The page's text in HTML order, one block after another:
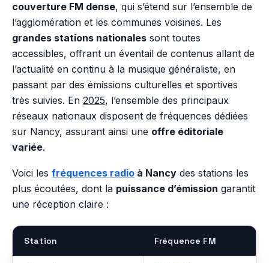
couverture FM dense, qui s’étend sur l’ensemble de
l’agglomération et les communes voisines. Les
grandes stations nationales sont toutes
accessibles, offrant un éventail de contenus allant de
l’actualité en continu à la musique généraliste, en
passant par des émissions culturelles et sportives
très suivies. En 2025, l’ensemble des principaux
réseaux nationaux disposent de fréquences dédiées
sur Nancy, assurant ainsi une offre éditoriale
variée.
Voici les fréquences radio à Nancy des stations les
plus écoutées, dont la puissance d’émission garantit
une réception claire :
Station Fréquence FM